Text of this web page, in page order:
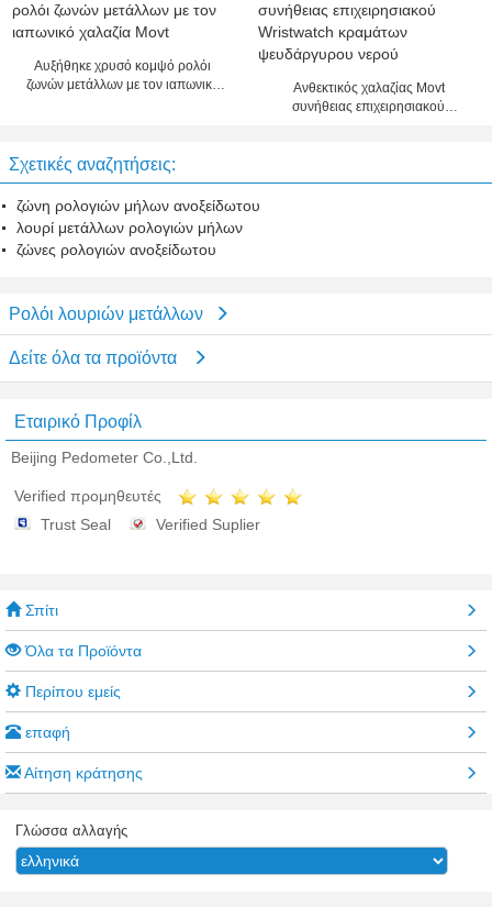
Αυξήθηκε χρυσό κομψό ρολόι
ζωνών μετάλλων με τον ιαπωνικό
Ανθεκτικός χαλαζίας Movt
συνήθειας επιχειρησιακού
Σχετικές αναζητήσεις:
ζώνη ρολογιών μήλων ανοξείδωτου
λουρί μετάλλων ρολογιών μήλων
ζώνες ρολογιών ανοξείδωτου
Ρολόι λουριών μετάλλων
Δείτε όλα τα προϊόντα
Εταιρικό Προφίλ
Beijing Pedometer Co.,Ltd.
Verified προμηθευτές
Trust Seal
Verified Suplier
Σπίτι
Όλα τα Προϊόντα
Περίπου εμείς
επαφή
Αίτηση κράτησης
Γλώσσα αλλαγής